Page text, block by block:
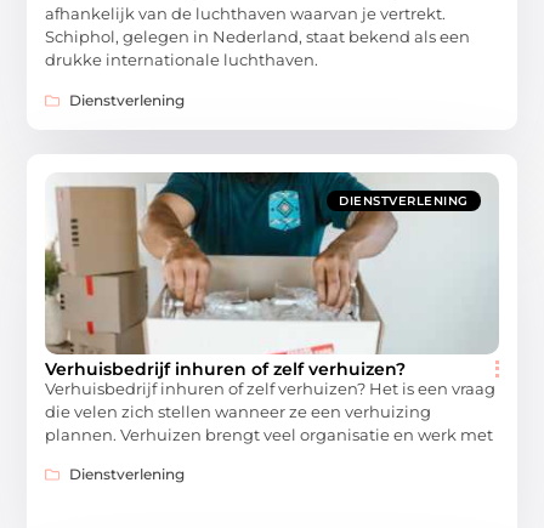
afhankelijk van de luchthaven waarvan je vertrekt.
Schiphol, gelegen in Nederland, staat bekend als een
drukke internationale luchthaven.
Dienstverlening
DIENSTVERLENING
Verhuisbedrijf inhuren of zelf verhuizen?
Verhuisbedrijf inhuren of zelf verhuizen? Het is een vraag
die velen zich stellen wanneer ze een verhuizing
plannen. Verhuizen brengt veel organisatie en werk met
Dienstverlening